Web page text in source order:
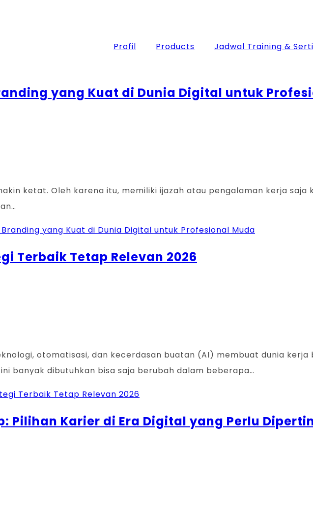
Profil Products Jadwal Training &
yang Kuat di Dunia Digital untuk
ketat. Oleh karena itu, memiliki ijazah atau pengalaman kerja saja
yang Kuat di Dunia Digital untuk Profesional Muda
Terbaik Tetap Relevan 2026
otomatisasi, dan kecerdasan buatan (AI) membuat dunia
banyak dibutuhkan bisa saja berubah dalam beberapa…
Terbaik Tetap Relevan 2026
Pilihan Karier di Era Digital yang Perlu